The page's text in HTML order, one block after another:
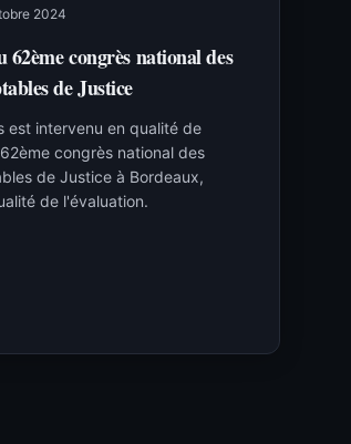
2024
congrès national des
de Justice
est intervenu en qualité de
congrès national des
de Justice à Bordeaux,
de l'évaluation.